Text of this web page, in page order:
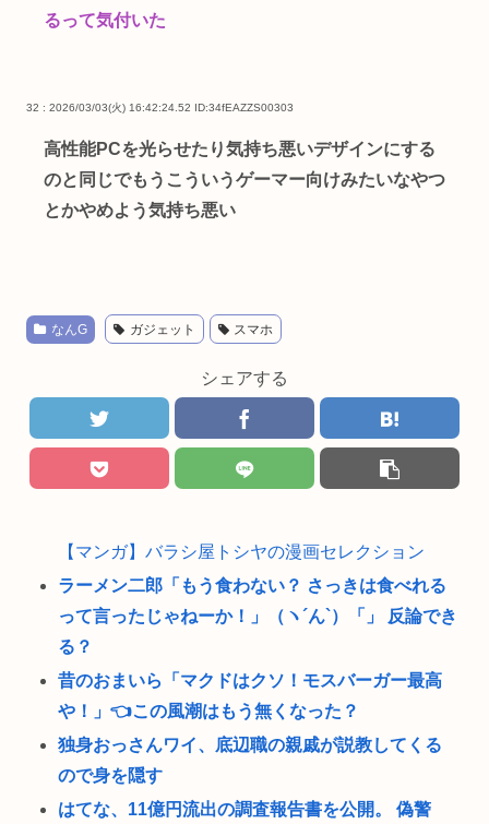
るって気付いた
32 : 2026/03/03(火) 16:42:24.52 ID:34fEAZZS00303
高性能PCを光らせたり気持ち悪いデザインにする
のと同じでもうこういうゲーマー向けみたいなやつ
とかやめよう気持ち悪い
なんG ガジェット スマホ
シェアする
【マンガ】バラシ屋トシヤの漫画セレクション
ラーメン二郎「もう食わない？ さっきは食べれる
って言ったじゃねーか！」（ヽ´ん`）「」 反論でき
る？
昔のおまいら「マクドはクソ！モスバーガー最高
や！」👈この風潮はもう無くなった？
独身おっさんワイ、底辺職の親戚が説教してくる
ので身を隠す
はてな、11億円流出の調査報告書を公開。 偽警